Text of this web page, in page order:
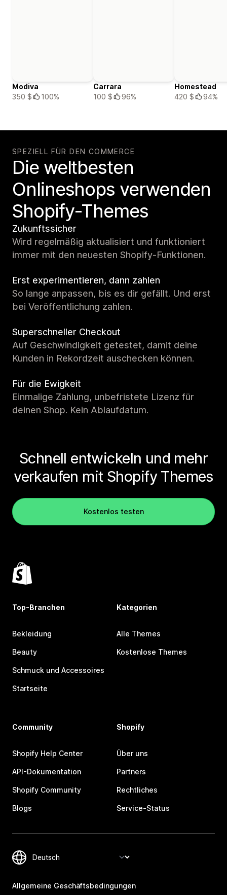
Modiva
350 $
100%
Carrara
100 $
96%
Homestead
420 $
94%
SPEZIELL FÜR DEN COMMERCE
Die weltbesten
Onlineshops verwenden
Shopify-Themes
Zukunftssicher
Wird regelmäßig aktualisiert und funktioniert
immer mit den neuesten Shopify-Funktionen.
Erst experimentieren, dann zahlen
So lange anpassen, bis es dir gefällt. Und erst
bei Veröffentlichung zahlen.
Superschneller Checkout
Auf Geschwindigkeit getestet, damit deine
Kunden in Rekordzeit auschecken können.
Für die Ewigkeit
Einmalige Zahlung, unbefristete Lizenz für
deinen Shop. Kein Ablaufdatum.
Schnell entwickeln und mehr
verkaufen mit Shopify Themes
Kostenlos testen
Top-Branchen
Bekleidung
Beauty
Schmuck und Accessoires
Startseite
Kategorien
Alle Themes
Kostenlose Themes
Community
Shopify Help Center
API-Dokumentation
Shopify Community
Blogs
Shopify
Über uns
Partners
Rechtliches
Service-Status
Allgemeine Geschäftsbedingungen